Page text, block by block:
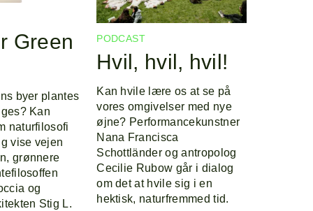
Green
byer plantes
Kan
naturfilosofi
vise vejen
grønnere
og
Stig L.
PODCAST
Hvil, hvil, hvil!
Kan hvile lære os at se på
vores omgivelser med nye
øjne? Performancekunstner
Nana Francisca
Schottländer og antropolog
Cecilie Rubow går i dialog
om det at hvile sig i en
hektisk, naturfremmed tid.